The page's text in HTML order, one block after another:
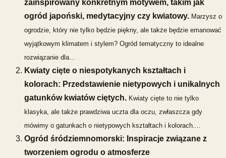
zainspirowany konkretnym motywem, takim jak
ogród japoński, medytacyjny czy kwiatowy. Marzysz o
ogrodzie, który nie tylko będzie piękny, ale także będzie emanować
wyjątkowym klimatem i stylem? Ogród tematyczny to idealne
rozwiązanie dla...
Kwiaty cięte o niespotykanych kształtach i
kolorach: Przedstawienie nietypowych i unikalnych
gatunków kwiatów ciętych. Kwiaty cięte to nie tylko
klasyka, ale także prawdziwa uczta dla oczu, zwłaszcza gdy
mówimy o gatunkach o nietypowych kształtach i kolorach....
Ogród śródziemnomorski: Inspiracje związane z
tworzeniem ogrodu o atmosferze